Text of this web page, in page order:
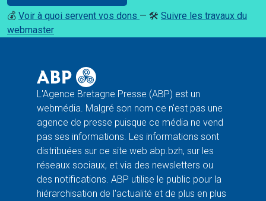
💰 Voir à quoi servent vos dons — 🛠️ Suivre les travaux du
webmaster
L'Agence Bretagne Presse (ABP) est un
webmédia. Malgré son nom ce n'est pas une
agence de presse puisque ce média ne vend
pas ses informations. Les informations sont
distribuées sur ce site web abp.bzh, sur les
réseaux sociaux, et via des newsletters ou
des notifications. ABP utilise le public pour la
hiérarchisation de l'actualité et de plus en plus